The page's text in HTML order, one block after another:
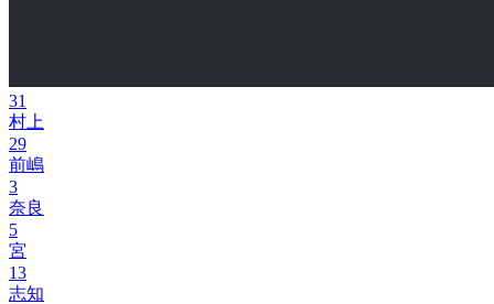
31
村上
29
前嶋
3
奈良
5
宮
13
志知